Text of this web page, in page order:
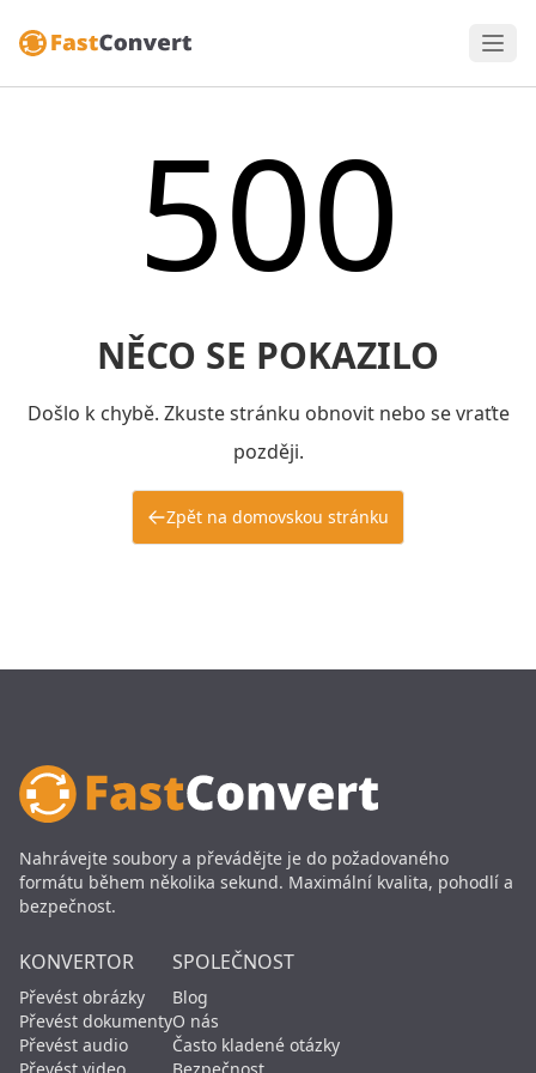
500
NĚCO SE POKAZILO
Došlo k chybě. Zkuste stránku obnovit nebo se vraťte
později.
Zpět na domovskou stránku
Nahrávejte soubory a převádějte je do požadovaného
formátu během několika sekund. Maximální kvalita, pohodlí a
bezpečnost.
KONVERTOR
Převést obrázky
Převést dokumenty
Převést audio
SPOLEČNOST
Blog
O nás
Často kladené otázky